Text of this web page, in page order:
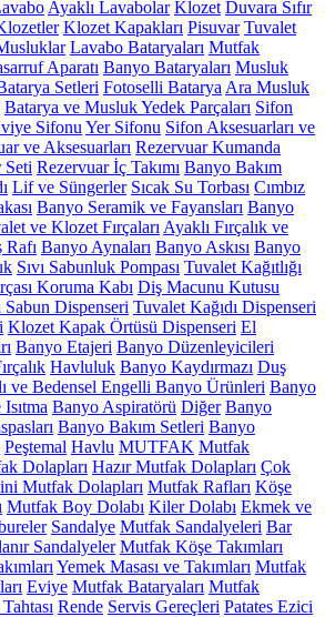
Ayaklı Lavabolar Klozet Duvara Sıfır
Klozet Kapakları Pisuvar Tuvalet
Lavabo Bataryaları Mutfak
Aparatı Banyo Bataryaları Musluk
Setleri Fotoselli Batarya Ara Musluk
Batarya ve Musluk Yedek Parçaları Sifon
Sifonu Yer Sifonu Sifon Aksesuarları ve
ve Aksesuarları Rezervuar Kumanda
Seti Rezervuar İç Takımı Banyo Bakım
Lif ve Süngerler Sıcak Su Torbası Cımbız
Banyo Seramik ve Fayansları Banyo
ve Klozet Fırçaları Ayaklı Fırçalık ve
Rafı Banyo Aynaları Banyo Askısı Banyo
Sıvı Sabunluk Pompası Tuvalet Kağıtlığı
Koruma Kabı Diş Macunu Kutusu
Sabun Dispenseri Tuvalet Kağıdı Dispenseri
Klozet Kapak Örtüsü Dispenseri El
Banyo Etajeri Banyo Düzenleyicileri
Havluluk Banyo Kaydırmazı Duş
ve Bedensel Engelli Banyo Ürünleri Banyo
Banyo Aspiratörü Diğer Banyo
Banyo Bakım Setleri Banyo
Peştemal Havlu MUTFAK Mutfak
Dolapları Hazır Mutfak Dolapları Çok
Mutfak Dolapları Mutfak Rafları Köşe
Mutfak Boy Dolabı Kiler Dolabı Ekmek ve
Sandalye Mutfak Sandalyeleri Bar
Sandalyeler Mutfak Köşe Takımları
Yemek Masası ve Takımları Mutfak
Eviye Mutfak Bataryaları Mutfak
Rende Servis Gereçleri Patates Ezici